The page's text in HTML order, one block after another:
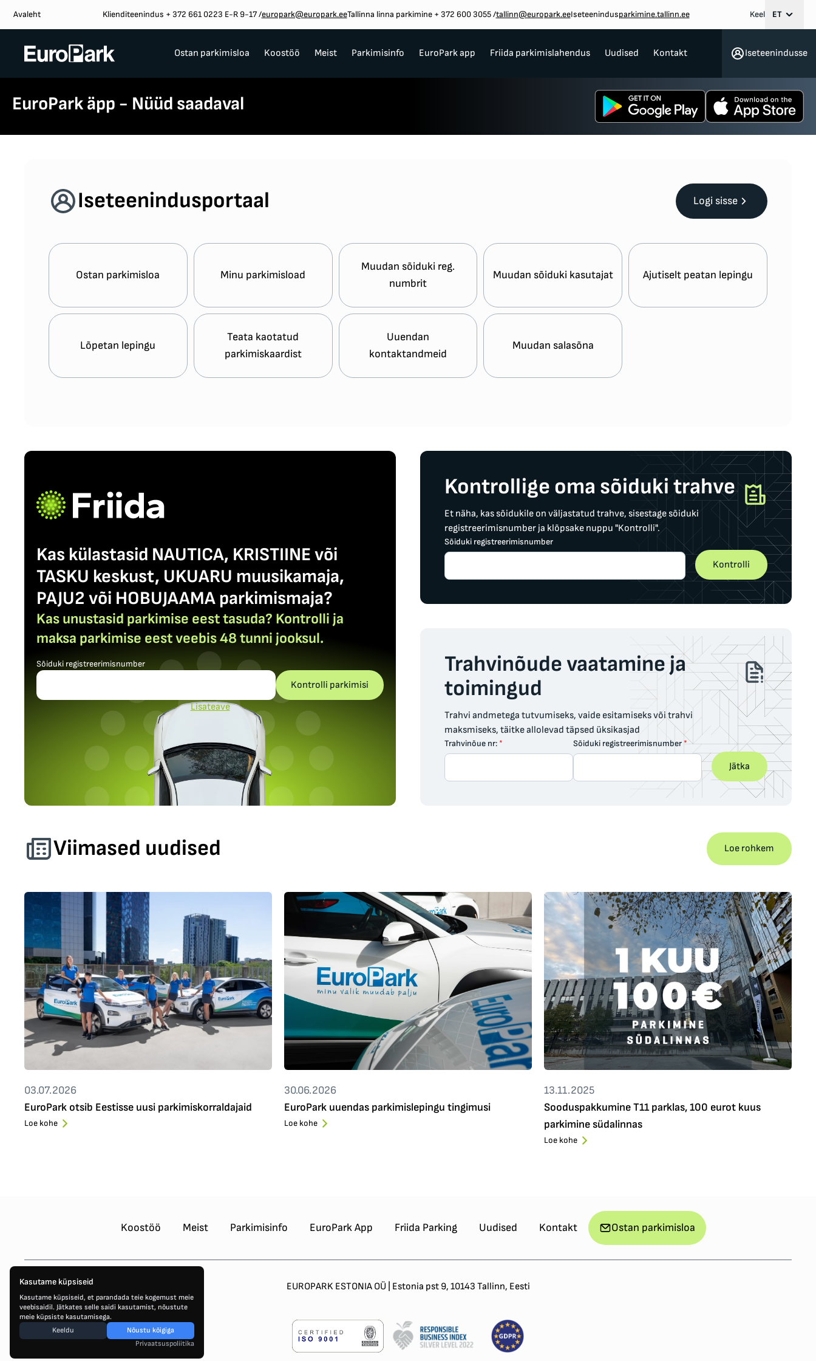
Avaleht Klienditeenindus + 372 661 0223 E-R 9-17/europark@europark.eeTallinna linna parkimine + 372 600 3055/tallinn@europark.eeIseteenindusparkimine.tallinn.ee Keel ET
Ostan parkimisloa Koostöö Meist Parkimisinfo EuroPark app Friida parkimislahendus Uudised Kontakt Iseteenindusse
EuroPark äpp - Nüüd saadaval
Iseteenindusportaal Logi sisse
Ostan parkimisloa Minu parkimisload
Muudan sõiduki reg.
numbrit
Muudan sõiduki kasutajat Ajutiselt peatan lepingu
Lõpetan lepingu
Teata kaotatud
parkimiskaardist
Uuendan
kontaktandmeid
Muudan salasõna
Kas külastasid NAUTICA, KRISTIINE või
TASKU keskust, UKUARU muusikamaja,
PAJU2 või HOBUJAAMA parkimismaja?
Kas unustasid parkimise eest tasuda? Kontrolli ja
maksa parkimise eest veebis 48 tunni jooksul.
Sõiduki registreerimisnumber
Kontrolli parkimisi
Lisateave
Kontrollige oma sõiduki trahve
Et näha, kas sõidukile on väljastatud trahve, sisestage sõiduki
registreerimisnumber ja klõpsake nuppu "Kontrolli".
Sõiduki registreerimisnumber
Kontrolli
Trahvinõude vaatamine ja
toimingud
Trahvi andmetega tutvumiseks, vaide esitamiseks või trahvi
maksmiseks, täitke allolevad täpsed üksikasjad
Trahvinõue nr: * Sõiduki registreerimisnumber *
Jätka
Viimased uudised Loe rohkem
03.07.2026
EuroPark otsib Eestisse uusi parkimiskorraldajaid
Loe kohe
30.06.2026
EuroPark uuendas parkimislepingu tingimusi
Loe kohe
13.11.2025
Sooduspakkumine T11 parklas, 100 eurot kuus
parkimine südalinnas
Loe kohe
Koostöö Meist Parkimisinfo EuroPark App Friida Parking Uudised Kontakt Ostan parkimisloa
EUROPARK ESTONIA OÜ | Estonia pst 9, 10143 Tallinn, Eesti
Kasutame küpsiseid
Kasutame küpsiseid, et parandada teie kogemust meie
veebisaidil. Jätkates selle saidi kasutamist, nõustute
meie küpsiste kasutamisega.
Keeldu
Nõustu kõigiga
Privaatsuspoliitika